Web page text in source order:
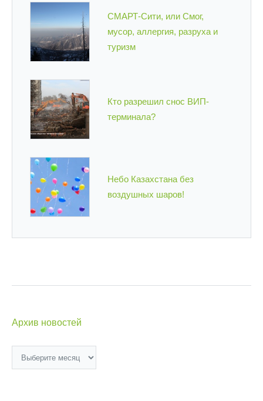
СМАРТ-Сити, или Смог,
мусор, аллергия, разруха и
туризм
Кто разрешил снос ВИП-
терминала?
Небо Казахстана без
воздушных шаров!
Архив новостей
новостей